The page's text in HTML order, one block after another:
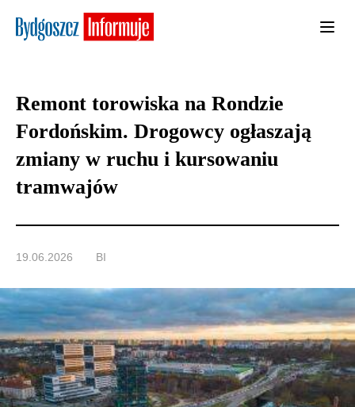
Remont torowiska na Rondzie
Fordońskim. Drogowcy ogłaszają
zmiany w ruchu i kursowaniu
tramwajów
19.06.2026 BI